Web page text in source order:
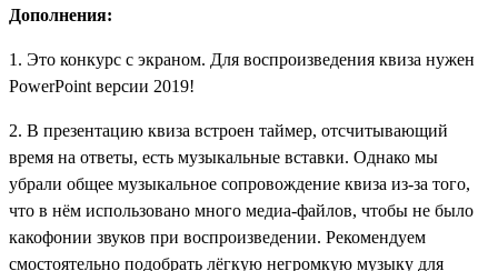
Дополнения:
1. Это конкурс с экраном. Для воспроизведения квиза нужен
PowerPoint версии 2019!
2. В презентацию квиза встроен таймер, отсчитывающий
время на ответы, есть музыкальные вставки. Однако мы
убрали общее музыкальное сопровождение квиза из-за того,
что в нём использовано много медиа-файлов, чтобы не было
какофонии звуков при воспроизведении. Рекомендуем
смостоятельно подобрать лёгкую негромкую музыку для